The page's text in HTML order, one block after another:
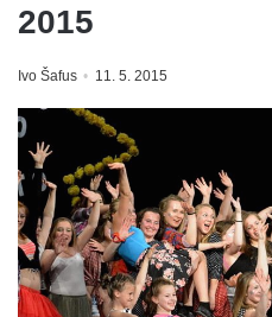
2015
Ivo Šafus 11. 5. 2015